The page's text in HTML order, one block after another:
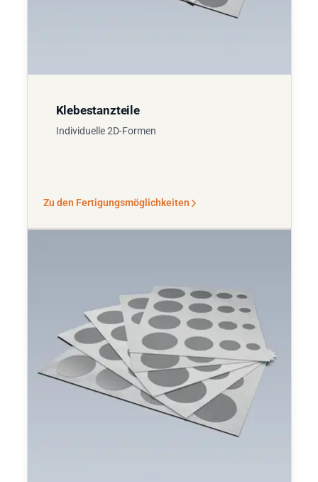
Klebestanzteile
Individuelle 2D-Formen
Zu den Fertigungsmöglichkeiten